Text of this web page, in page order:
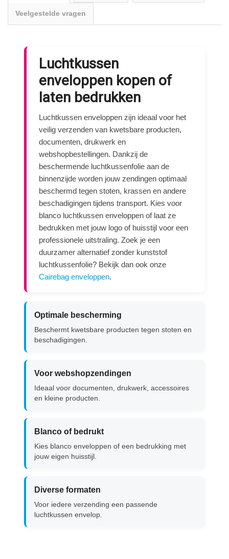
Veelgestelde vragen
Luchtkussen
enveloppen kopen of
laten bedrukken
Luchtkussen enveloppen zijn ideaal voor het
veilig verzenden van kwetsbare producten,
documenten, drukwerk en
webshopbestellingen. Dankzij de
beschermende luchtkussenfolie aan de
binnenzijde worden jouw zendingen optimaal
beschermd tegen stoten, krassen en andere
beschadigingen tijdens transport. Kies voor
blanco luchtkussen enveloppen of laat ze
bedrukken met jouw logo of huisstijl voor een
professionele uitstraling. Zoek je een
duurzamer alternatief zonder kunststof
luchtkussenfolie? Bekijk dan ook onze
Cairebag enveloppen.
Optimale bescherming
Beschermt kwetsbare producten tegen stoten en
beschadigingen.
Voor webshopzendingen
Ideaal voor documenten, drukwerk, accessoires
en kleine producten.
Blanco of bedrukt
Kies blanco enveloppen of een bedrukking met
jouw eigen huisstijl.
Diverse formaten
Voor iedere verzending een passende
luchtkussen envelop.